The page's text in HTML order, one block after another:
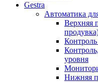
Gestra
Автоматика
Верхняя
уровня
Нижняя